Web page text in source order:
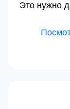
Это нужно